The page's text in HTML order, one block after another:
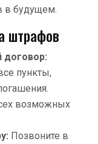
в будущем.
штрафов
договор:
пункты,
возможных
Позвоните в